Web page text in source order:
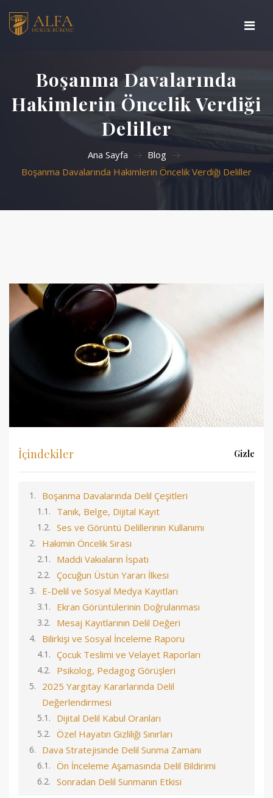
Basında Biz
Çalışma Alanlarımız
Boşanma Davalarında
Hakimlerin Öncelik Verdiği
Deliller
Ana Sayfa
Blog
Boşanma Davalarında Hakimlerin Öncelik Verdiği Deliller
İçindekiler Gizle
Boşanma Davalarında Delil Çeşitleri
Tanık, Belge, Dijital Kayıt
Ses ve Görüntü Delillerinin Kullanımı
Hakimin Öncelik Sırası
Maddi Vakıaların İspatı
Çocuğun Üstün Yararı İlkesi
E-Delil ve Sosyal Medya Kayıtları
Ekran Görüntülerinin Doğrulanması
Mesaj Kayıtlarının Delil Değeri
Bilirkişi ve Sosyal İnceleme Raporu
Çocuk Teslimi ve Velayet Raporları
Psikolog, Pedagog Görüşleri
2025 Yargıtay Kararlarında Delil
Değerlendirmesi
Dijital Delil Kabul Oranları
Özel Hayatın Gizliliği Sınırları
Dava Stratejisinde Delil Sunma Zamanı
Ön İnceleme Aşamasında Delil Bildirimi
Sonradan Delil Sunmanın Etkisi